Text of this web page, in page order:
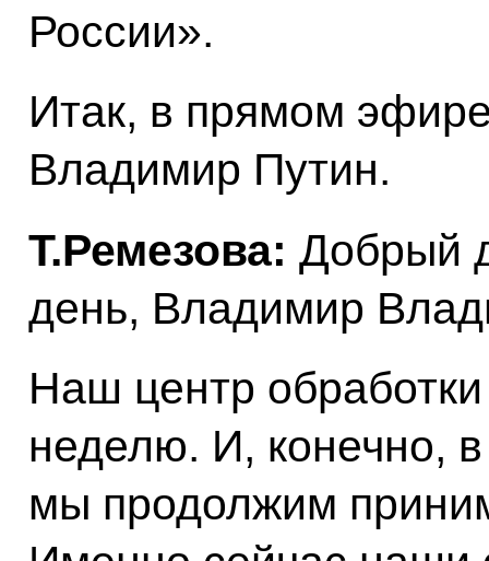
России».
Итак, в прямом
Владимир Путин.
Т.Ремезова: Добрый
день, Владимир
Наш центр
неделю. И, конечно,
мы продолжим